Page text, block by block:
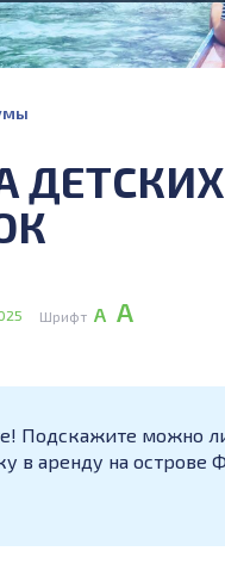
ДЕТСКИХ
Шрифт А А
Подскажите можно
в аренду на острове